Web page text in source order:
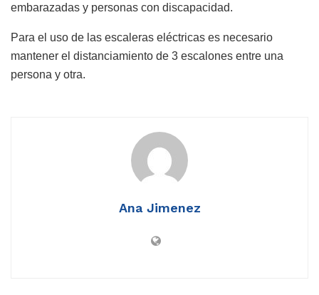
embarazadas y personas con discapacidad.
Para el uso de las escaleras eléctricas es necesario
mantener el distanciamiento de 3 escalones entre una
persona y otra.
Ana Jimenez